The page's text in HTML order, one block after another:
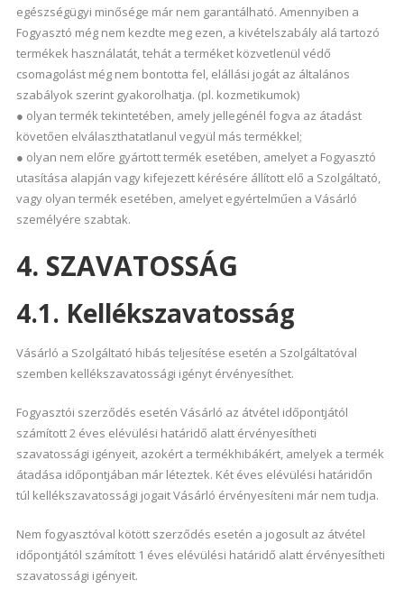
egészségügyi minősége már nem garantálható. Amennyiben a
Fogyasztó még nem kezdte meg ezen, a kivételszabály alá tartozó
termékek használatát, tehát a terméket közvetlenül védő
csomagolást még nem bontotta fel, elállási jogát az általános
szabályok szerint gyakorolhatja. (pl. kozmetikumok)
● olyan termék tekintetében, amely jellegénél fogva az átadást
követően elválaszthatatlanul vegyül más termékkel;
● olyan nem előre gyártott termék esetében, amelyet a Fogyasztó
utasítása alapján vagy kifejezett kérésére állított elő a Szolgáltató,
vagy olyan termék esetében, amelyet egyértelműen a Vásárló
személyére szabtak.
4. SZAVATOSSÁG
4.1. Kellékszavatosság
Vásárló a Szolgáltató hibás teljesítése esetén a Szolgáltatóval
szemben kellékszavatossági igényt érvényesíthet.
Fogyasztói szerződés esetén Vásárló az átvétel időpontjától
számított 2 éves elévülési határidő alatt érvényesítheti
szavatossági igényeit, azokért a termékhibákért, amelyek a termék
átadása időpontjában már léteztek. Két éves elévülési határidőn
túl kellékszavatossági jogait Vásárló érvényesíteni már nem tudja.
Nem fogyasztóval kötött szerződés esetén a jogosult az átvétel
időpontjától számított 1 éves elévülési határidő alatt érvényesítheti
szavatossági igényeit.